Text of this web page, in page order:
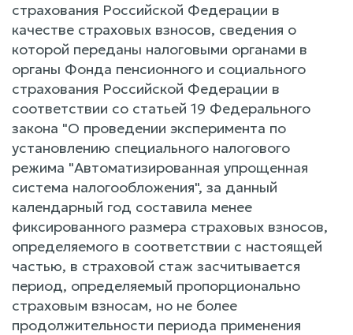
страхования Российской Федерации в
качестве страховых взносов, сведения о
которой переданы налоговыми органами в
органы Фонда пенсионного и социального
страхования Российской Федерации в
соответствии со статьей 19 Федерального
закона "О проведении эксперимента по
установлению специального налогового
режима "Автоматизированная упрощенная
система налогообложения", за данный
календарный год составила менее
фиксированного размера страховых взносов,
определяемого в соответствии с настоящей
частью, в страховой стаж засчитывается
период, определяемый пропорционально
страховым взносам, но не более
продолжительности периода применения